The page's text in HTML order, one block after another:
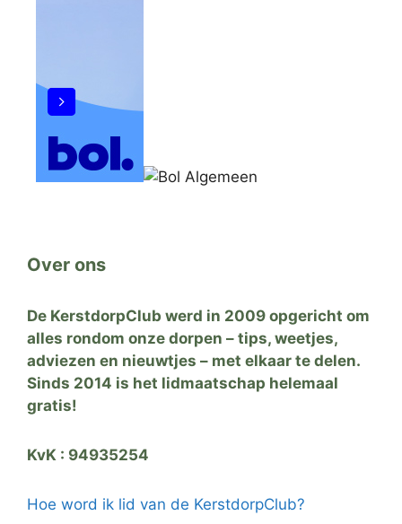
Over ons
De KerstdorpClub werd in 2009 opgericht om
alles rondom onze dorpen – tips, weetjes,
adviezen en nieuwtjes – met elkaar te delen.
Sinds 2014 is het lidmaatschap helemaal
gratis!
KvK : 94935254
Hoe word ik lid van de KerstdorpClub?